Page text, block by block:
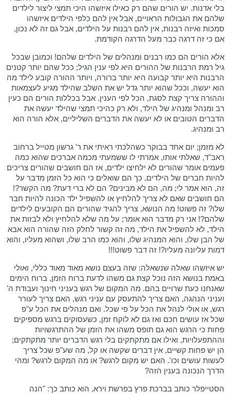
בלי אדנות. יש הורים שהם רק כאילו איזשהו היכי תמצי ליצור לילדים
שלהם את הגבולות הראויים, אבל אין להם כלפי הילדים איזשהו
סמכות ואיזה רבנות, אין להם רבנות על הילדים, אבל גם זה לא נכון,
אם כי זה דרגה כבר מעל הדרגה הקודמת.
אלא הורים הם כמו רבנים ומנהלים של הילדים שלהם! וכמובן שבכל
גיל רמת הרבנות של ההורים היא לפי ענין הגיל; ככל שהם יותר קטנים
הרבנות היא יותר קבועה היא יותר ברורה, ויותר ההורה קובע לילד מה
הוא יעשה, וככל שהוא יותר גדל יש את השלב שהילד מגיע לעצמאות
וההורה צריך קצת לסגת, הכל לפי הענין. אבל בכללות הורים הם כעין
רב ומנהל ומנהיג של הילד, ולא רק כהיכי תמצי שהילד יעשה את
הדברים הטובים או לא יעשה את הדברים השליליים, אלא הורה הוא
רב ומנהיג.
לא מזמן; יום אחד בבוקר כשהלכתי ראיתי את ר' גרשון מטייל ברחוב
ראב"ד, שאלתי אותו, אמרתי לו ששמעתי מכמה אברכים שהוא כמה
פעמים אומר שהורים לא ילחיצו ילדים, אז הם חושבים שהורים צריכים
להיות חברים של הילדים, כך הם שואלים כי הוא כל הזמן מדבר על
זה, הוא אמר לי; מה, הם לא מבינים? הם לא ברי דעת? מה הקשר?!
הם חושבים שאם לא צריך להלחיץ או להשפיל ילד הכונה להיות חבר
שלו? זה פשוט! מה הנושא, צריך להגיד שהורים הם הקובעים לילדים
שלהם?! אני רק מדבר הוא אומר; על מה שלא להלחיץ ולא לבזות את
הילד, לא להשפיל את הילד, מה זה קשור לחלק הזה שהורה הוא אבא
של הבן שלו, והוא המנהיג שלו, והוא כמו הרב שלו, ושהוא מעליו, והוא
דמות עליונה מעליו?! זה דבר פשוט!!!
יש איזשהו שאלה שנשאלה: שזה בעצם נושא מאוד מאוד כללי, ואולי
באמת בנושא הזה נוכל קצת גם משהו לדעת ברוח הזמן, ברוח הימים
שאנחנו כעת שרויים בהם. מה המקום של רגש בעניני חינוך ועבודת ה'
ועניני הנהגה, האם צריך להתעסק עם עניני רגש, האם צריך לעורר
רגש, או אולי לנהל את הכל על פי שכל. ואם מנהלים את הכל ע"פ
שכל אז עושים חכם ואז גם לא לוקח זמן, כשעסוקים ברגש מספיקים
פחות כי הרגש הוא גם תופס משהו את הזמן של ההתרגשויות
וההתפעלויות, ואילו אם מתקתקים בלי רגש הדברים יותר מתקתקים;
הן יש פחות קשיים, אין דברים שקשה או קל, מה שע"פ שכל צריך
לעשות עושים וכו'. האם יש מקום לרגש? או מה המקום לרגש? ומהי
הדרך הנכונה בענין הזה?
הסטייפלר כותב בברכת פרץ בפרשת וירא, הוא כותב כך: "הנה